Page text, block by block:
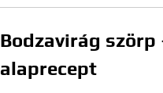
Bodzavirág szörp
alaprecept